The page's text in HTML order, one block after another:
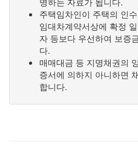
주택임차인이 주택의 인
임대차계약서상에 확정
자 등보다 우선하여 보증
다.
매매대금 등 지명채권의
증서에 의하지 아니하면
합니다.